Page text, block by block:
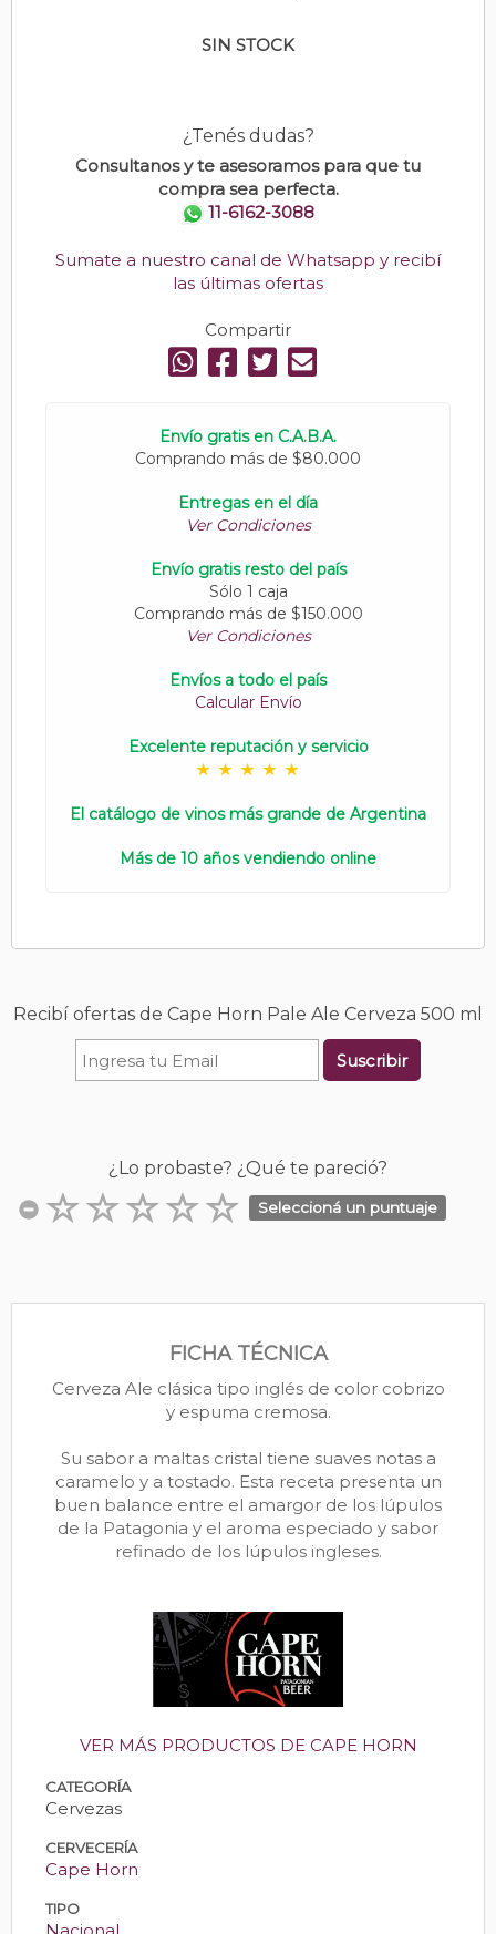
SIN STOCK
¿Tenés dudas?
Consultanos y te asesoramos para que tu
compra sea perfecta.
11-6162-3088
Sumate a nuestro canal de Whatsapp y recibí
las últimas ofertas
Compartir
Envío gratis en C.A.B.A.
Comprando más de $80.000
Entregas en el día
Ver Condiciones
Envío gratis resto del país
Sólo 1 caja
Comprando más de $150.000
Ver Condiciones
Envíos a todo el país
Calcular Envío
Excelente reputación y servicio
El catálogo de vinos más grande de Argentina
Más de 10 años vendiendo online
Recibí ofertas de Cape Horn Pale Ale Cerveza 500 ml
Suscribir
¿Lo probaste? ¿Qué te pareció?
Seleccioná un puntuaje
FICHA TÉCNICA
Cerveza Ale clásica tipo inglés de color cobrizo
y espuma cremosa.
Su sabor a maltas cristal tiene suaves notas a
caramelo y a tostado. Esta receta presenta un
buen balance entre el amargor de los lúpulos
de la Patagonia y el aroma especiado y sabor
refinado de los lúpulos ingleses.
VER MÁS PRODUCTOS DE CAPE HORN
CATEGORÍA
Cervezas
CERVECERÍA
Cape Horn
TIPO
Nacional